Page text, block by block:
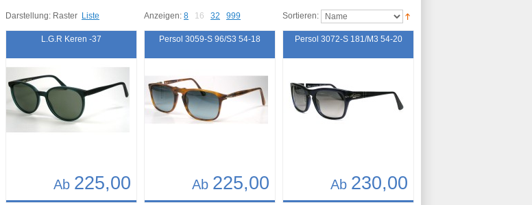
Sortieren:
Anzeigen: 8 16 32 999
Darstellung: Raster Liste
L.G.R Keren -37
Ab 225,00
Persol 3059-S 96/S3 54-18
Ab 225,00
Persol 3072-S 181/M3 54-20
Ab 230,00